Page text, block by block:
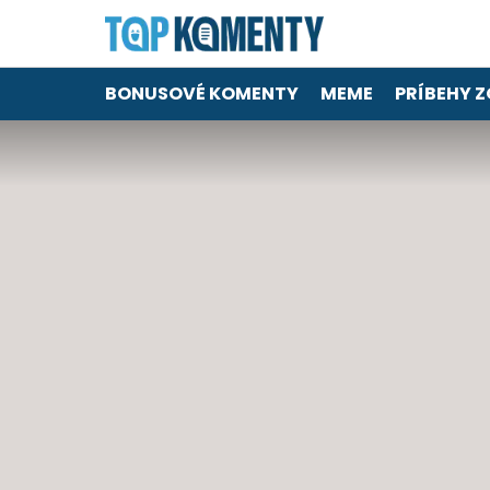
BONUSOVÉ KOMENTY MEME PRÍBEHY